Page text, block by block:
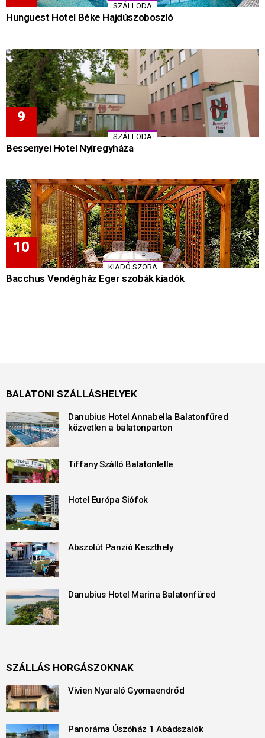
SZÁLLODA
Hunguest Hotel Béke Hajdúszoboszló
SZÁLLODA
Bessenyei Hotel Nyíregyháza
KIADÓ SZOBA
Bacchus Vendégház Eger szobák kiadók
BALATONI SZÁLLÁSHELYEK
Danubius Hotel Annabella Balatonfüred
közvetlen a balatonparton
Tiffany Szálló Balatonlelle
Hotel Európa Siófok
Abszolút Panzió Keszthely
Danubius Hotel Marina Balatonfüred
SZÁLLÁS HORGÁSZOKNAK
Vivien Nyaraló Gyomaendrőd
Panoráma Úszóház 1 Abádszalók